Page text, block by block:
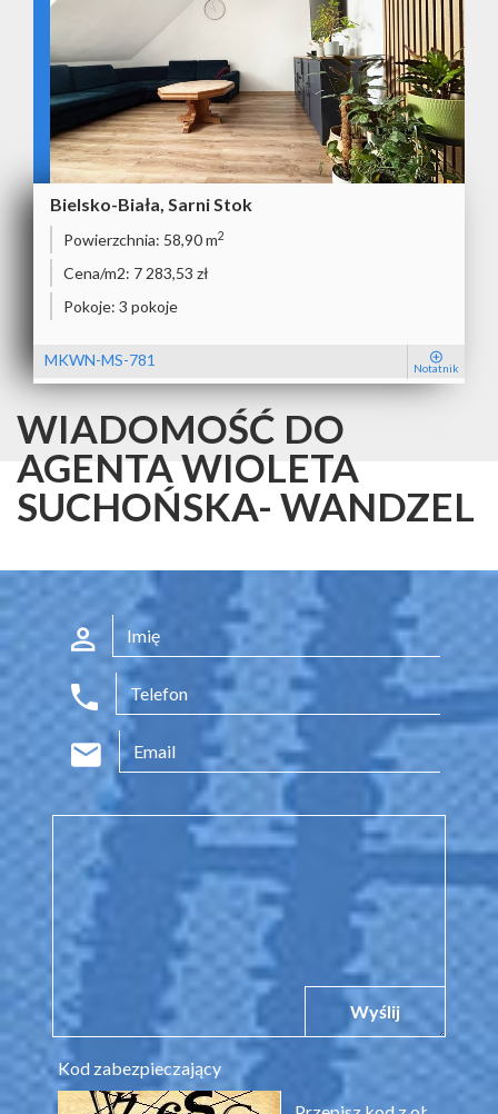
Bielsko-Biała, Sarni Stok
Powierzchnia: 58,90 m2
Cena/m2: 7 283,53 zł
Pokoje: 3 pokoje
MKWN-MS-781 Notatnik
WIADOMOŚĆ DO
AGENTA WIOLETA
SUCHOŃSKA- WANDZEL
Wyślij
Kod zabezpieczający